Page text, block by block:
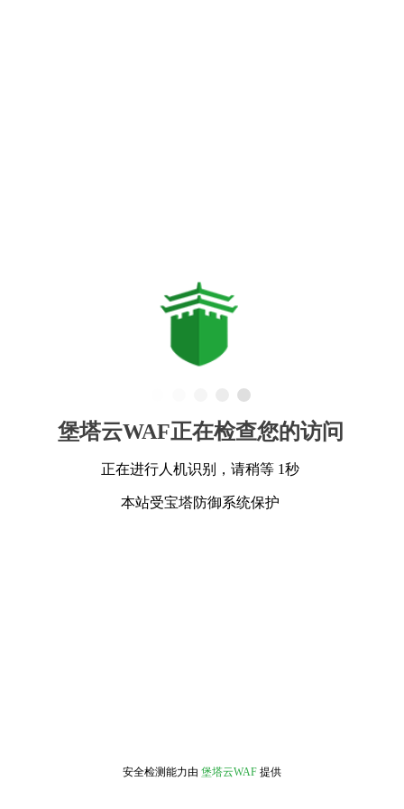
堡塔云WAF正在检查您的访问
正在进行人机识别，请稍等 1秒
本站受宝塔防御系统保护
安全检测能力由 堡塔云WAF 提供